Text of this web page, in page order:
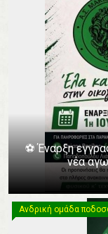
⚽️ Έναρξη
νέα
Ανδρική ομάδα
Ανδρική ομάδα